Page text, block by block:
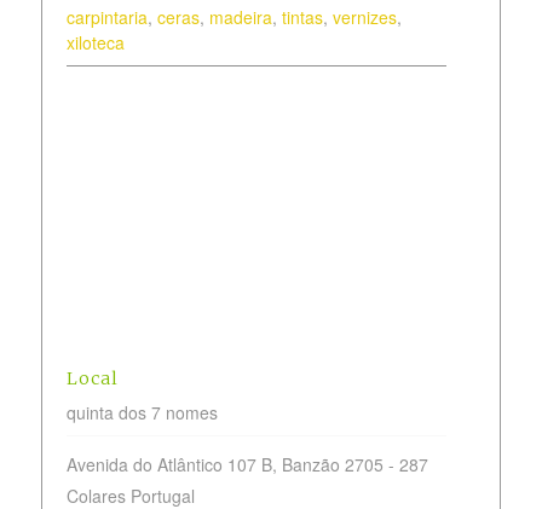
carpintaria, ceras, madeira, tintas, vernizes,
xiloteca
Local
quinta dos 7 nomes
Avenida do Atlântico 107 B, Banzão 2705 - 287
Colares Portugal